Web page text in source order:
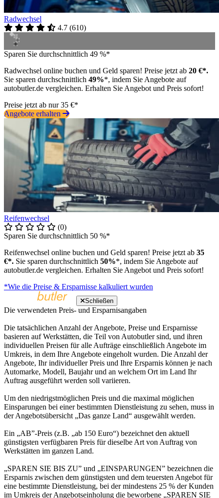
Radwechsel
4.7 (610)
Sparen Sie durchschnittlich 49 %*
Radwechsel online buchen und Geld sparen! Preise jetzt ab 20 €*.
Sie sparen durchschnittlich 49%*, indem Sie Angebote auf
autobutler.de vergleichen. Erhalten Sie Angebot und Preis sofort!
Preise jetzt ab nur 35 €*
Angebote erhalten
Reifenwechsel
(0)
Sparen Sie durchschnittlich 50 %*
Reifenwechsel online buchen und Geld sparen! Preise jetzt ab 35
€*. Sie sparen durchschnittlich 50%*, indem Sie Angebote auf
autobutler.de vergleichen. Erhalten Sie Angebot und Preis sofort!
*Wie die Preise & Ersparnisse kalkuliert wurden
Schließen
Die verwendeten Preis- und Ersparnisangaben
Die tatsächlichen Anzahl der Angebote, Preise und Ersparnisse
basieren auf Werkstätten, die Teil von Autobutler sind, und ihren
individuellen Preisen für alle Aufträge einschließlich Angebote im
Umkreis, in dem Ihre Angebote eingeholt wurden. Die Anzahl der
Angebote, Ihr individueller Preis und Ihre Ersparnis können je nach
Automarke, Modell, Baujahr und an welchem Ort im Land Ihr
Auftrag ausgeführt werden soll variieren.
Um den niedrigstmöglichen Preis und die maximal möglichen
Einsparungen bei einer bestimmten Dienstleistung zu sehen, muss in
der Angebotsübersicht „Das ganze Land“ ausgewählt werden.
Ein „AB”-Preis (z.B. „ab 150 Euro“) bezeichnet den aktuell
günstigsten verfügbaren Preis für dieselbe Art von Auftrag von
Werkstätten im ganzen Land.
„SPAREN SIE BIS ZU” und „EINSPARUNGEN” bezeichnen die
Ersparnis zwischen dem günstigsten und dem teuersten Angebot für
eine bestimmte Dienstleistung, bei der mindestens 25 % der Kunden
im Umkreis der Angebotseinholung die beworbene „SPAREN SIE